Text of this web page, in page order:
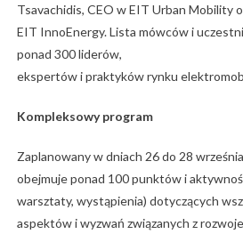
Tsavachidis, CEO w EIT Urban Mobility
EIT InnoEnergy. Lista mówców i
ponad 300 liderów,
ekspertów i praktyków rynku
Kompleksowy program
Zaplanowany w dniach 26 do 28
obejmuje ponad 100 punktów i
warsztaty, wystąpienia) dotyczących
aspektów i wyzwań związanych z